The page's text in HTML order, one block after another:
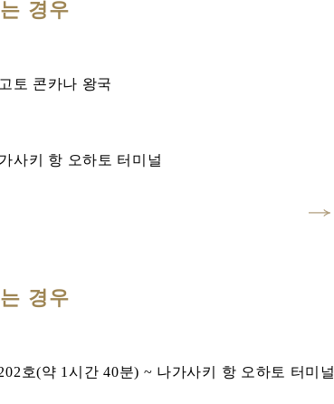
경우
토 콘카나 왕국
사키 항 오하토 터미널
경우
호(약 1시간 40분) ~ 나가사키 항 오하토 터미널